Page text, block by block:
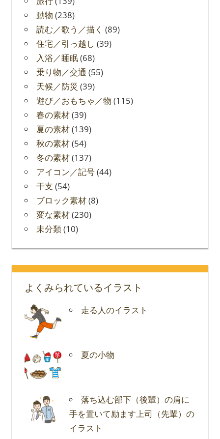
動物 (238)
読む／歌う／描く (89)
住宅／引っ越し (39)
入浴／睡眠(68)
乗り物／交通 (55)
天候／防災 (39)
遊び／おもちゃ／物 (115)
春の素材(39)
夏の素材(139)
秋の素材(54)
冬の素材(137)
アイコン／記号(44)
干支 (54)
ブロック素材(8)
変な素材(230)
未分類(10)
よくみられているイラスト
走る人のイラスト
夏の小物
落ち込む部下（後輩）の肩に
手を置いて励ます上司（先輩）の
イラスト